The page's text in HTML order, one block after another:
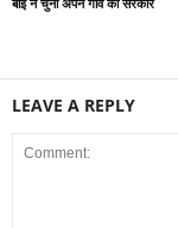
LEAVE A REPLY